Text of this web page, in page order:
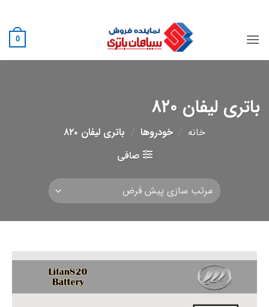
content
0
باتری لیفان ۸۲۰
خانه / خودروها / باتری لیفان ۸۲۰
صافی